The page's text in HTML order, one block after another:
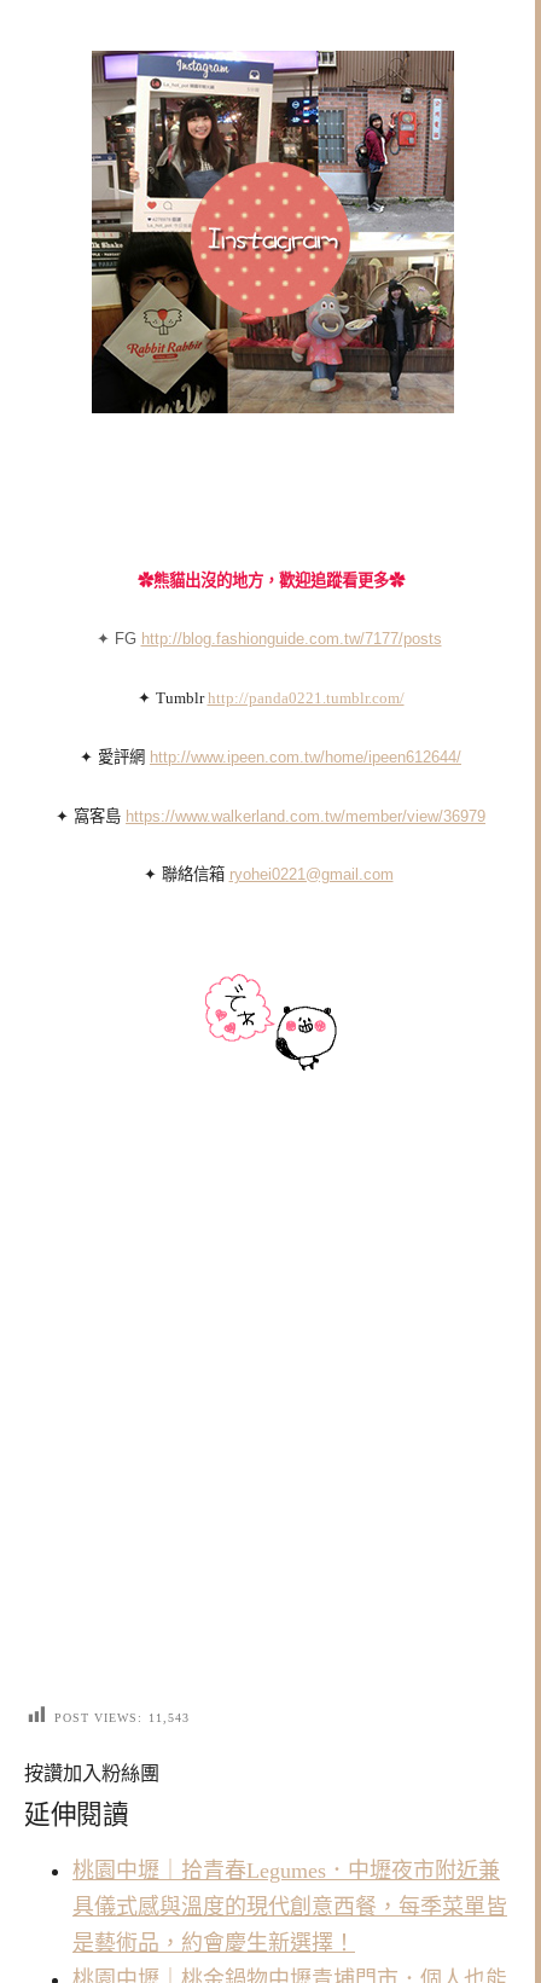
✿熊貓出沒的地方，歡迎追蹤看更多✿
✦ FG http://blog.fashionguide.com.tw/7177/posts
✦ Tumblrhttp://panda0221.tumblr.com/
✦ 愛評網 http://www.ipeen.com.tw/home/ipeen612644/
✦ 窩客島 https://www.walkerland.com.tw/member/view/36979
✦ 聯絡信箱 ryohei0221@gmail.com
POST VIEWS: 11,543
按讚加入粉絲團
延伸閱讀
桃園中壢｜拾青春Legumes．中壢夜市附近兼
具儀式感與溫度的現代創意西餐，每季菜單皆
是藝術品，約會慶生新選擇！